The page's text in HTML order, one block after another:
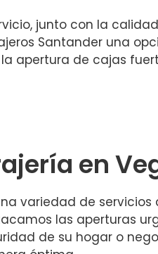
junto con la
Santander una
apertura de cajas
en
variedad de
las aperturas
de su hogar o